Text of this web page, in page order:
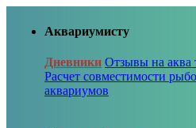
Аквариумисту
Дневники Отзывы на аква
Расчет совместимости
аквариумов